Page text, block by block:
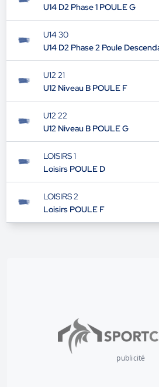
U14 D2 Phase 1 POULE G
U14 30
U14 D2 Phase 2 Poule
U12 21
U12 Niveau B POULE F
U12 22
U12 Niveau B POULE G
LOISIRS 1
Loisirs POULE D
LOISIRS 2
Loisirs POULE F
publicité